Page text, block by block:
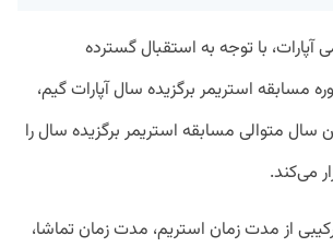
آپارات، با توجه به استقبال گسترده‌
مسابقه‌ استریمر برگزیده سال آپارات گیم،
سال متوالی مسابقه استریمر برگزیده سال را
از مدت زمان استریم، مدت زمان تماشا،